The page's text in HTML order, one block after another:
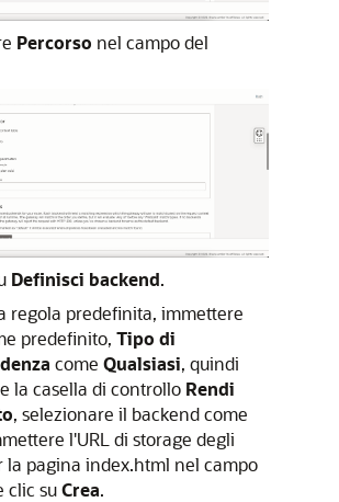
Percorso nel campo del
Definisci backend.
regola predefinita, immettere
predefinito, Tipo di
come Qualsiasi, quindi
la casella di controllo Rendi
, selezionare il backend come
l'URL di storage degli
la pagina index.html nel campo
clic suCrea.